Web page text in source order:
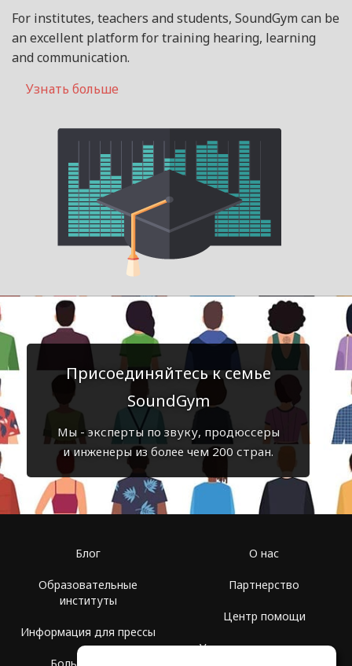
For institutes, teachers and students, SoundGym can be
an excellent platform for training hearing, learning
and communication.
Узнать больше
Присоединяйтесь к семье
SoundGym
Мы - эксперты по звуку, продюссеры
и инженеры из более чем 200 стран.
Блог
Образовательные
институты
Информация для прессы
О нас
Партнерство
Центр помощи
Условия использования